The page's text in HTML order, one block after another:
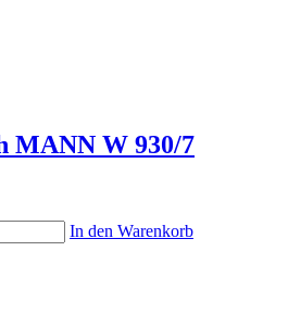
MANN W 930/7
In den Warenkorb